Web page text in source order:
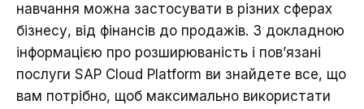
навчання можна застосувати в різних сферах
бізнесу, від фінансів до продажів. З докладною
інформацією про розширюваність і пов’язані
послуги SAP Cloud Platform ви знайдете все, що
вам потрібно, щоб максимально використати